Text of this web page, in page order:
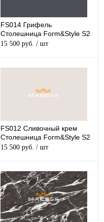
FS014 Грифель
Столешница Form&Style S2
15 500 руб. / шт
FS012 Сливочный крем
Столешница Form&Style S2
15 500 руб. / шт